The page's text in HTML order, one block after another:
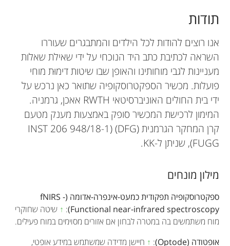
תודות
אנו רוצים להודות לכל הילדים והמתבגרים שעוררו
השראה לכתיבת כתב היד הנוכחי על ידי שאילת שאלות
מעניינות לגבי מוחותינו והאופן שבו שיטות דימוּת מוחי
פועלות. מכשיר הספקטרוסקופיה שתואר כאן נרכש על
ידי בית החולים האוניברסיטאי RWTH אאכן, גרמניה.
המימון לרכישת המכשיר סופק באמצעות מענק מטעם
קרן המחקר הגרמנית (DFG) (INST 206 948/18-1
FUGG), שניתן ל-KK.
מילון מונחים
ספקטרוסקופיה תפקודית כמעט-אינפרה-אדומה (fNIRS -
Functional near-infrared spectroscopy)
:
↑ שיטה שחוקרי
מוח משתמשים בה במטרה לבחון אם אזורים מסוימים במוח פעילים.
אופטודה (Optode)
:
↑ חיישן מדידה שמשתמש במידע אופטי,